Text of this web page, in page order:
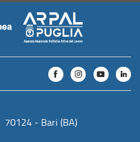
70124 - Bari (BA)